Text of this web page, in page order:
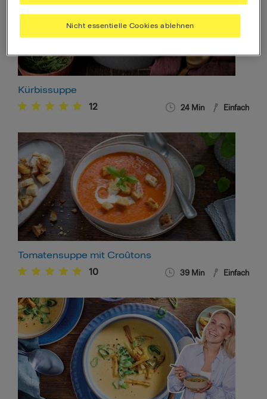
Kürbissuppe
12 24 Min Einfach
Tomatensuppe mit Croûtons
10 39 Min Einfach
Nicht essentielle Cookies ablehnen